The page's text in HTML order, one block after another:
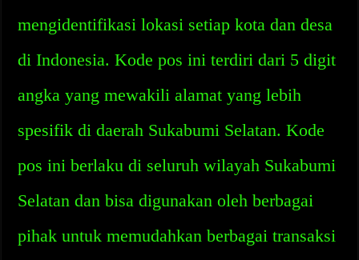
mengidentifikasi lokasi setiap kota dan desa
di Indonesia. Kode pos ini terdiri dari 5 digit
angka yang mewakili alamat yang lebih
spesifik di daerah Sukabumi Selatan. Kode
pos ini berlaku di seluruh wilayah Sukabumi
Selatan dan bisa digunakan oleh berbagai
pihak untuk memudahkan berbagai transaksi